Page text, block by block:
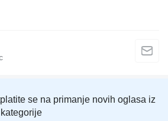
se na primanje novih oglasa iz